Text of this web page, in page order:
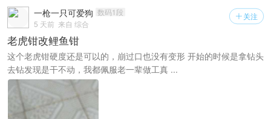
 关注
一枪一只可爱狗 数码1段
5 天前 来自 综合
老虎钳改鲤鱼钳
这个老虎钳硬度还是可以的，崩过口也没有变形 开始的时候是拿钻头
去钻发现是干不动，我都佩服老一辈做工真 ...